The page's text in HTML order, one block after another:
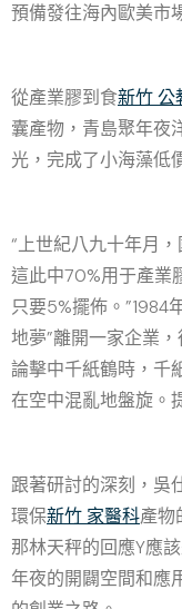
預備發往海內歐美市
從產業膠到食新竹 公
囊產物，青島聚年夜
光，完成了小海藻低
“上世紀八九十年月
這此中70%用于產業
只要5%擺佈。”1984
地夢”離開一家企業
論擊中千紙鶴時，千
在空中混亂地盤旋。
跟著研討的深刻，吳
環保新竹 家醫科產物
那林天秤的回應Y應
年夜的開闢空間和應